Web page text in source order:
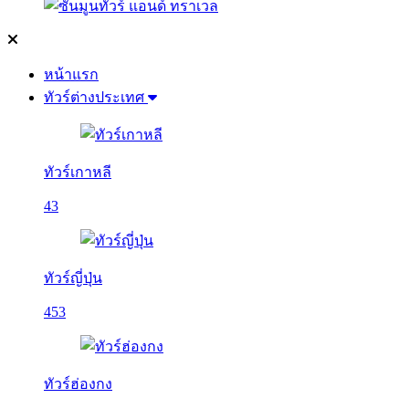
หน้าแรก
ทัวร์ต่างประเทศ
ทัวร์เกาหลี
43
ทัวร์ญี่ปุ่น
453
ทัวร์ฮ่องกง